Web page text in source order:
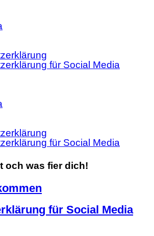
für Social Media
für Social Media
och was fier dich!
für Social Media